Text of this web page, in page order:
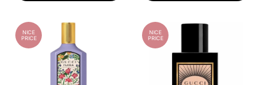
NICE
PRICE
NICE
PRICE